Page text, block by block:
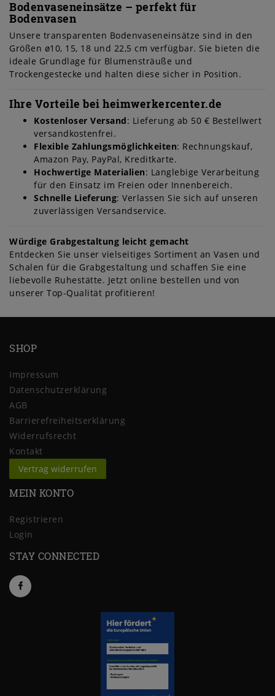
Bodenvaseneinsätze – perfekt für
Bodenvasen
Unsere transparenten Bodenvaseneinsätze sind in den
Größen ø10, 15, 18 und 22,5 cm verfügbar. Sie bieten die
ideale Grundlage für Blumensträuße und
Trockengestecke und halten diese sicher in Position.
Ihre Vorteile bei heimwerkercenter.de
Kostenloser Versand: Lieferung ab 50 € Bestellwert
versandkostenfrei.
Flexible Zahlungsmöglichkeiten: Rechnungskauf,
Amazon Pay, PayPal, Kreditkarte.
Hochwertige Materialien: Langlebige Verarbeitung
für den Einsatz im Freien oder Innenbereich.
Schnelle Lieferung: Verlassen Sie sich auf unseren
zuverlässigen Versandservice.
Würdige Grabgestaltung leicht gemacht
Entdecken Sie unser vielseitiges Sortiment an Vasen und
Schalen für die Grabgestaltung und schaffen Sie eine
liebevolle Ruhestätte. Jetzt online bestellen und von
unserer Top-Qualität profitieren!
SHOP
Impressum
Daten­schutz­erklärung
AGB
Barrierefreiheitserklärung
Widerrufs­recht
Kontakt
Vertrag widerrufen
MEIN KONTO
Registrieren
Login
STAY CONNECTED